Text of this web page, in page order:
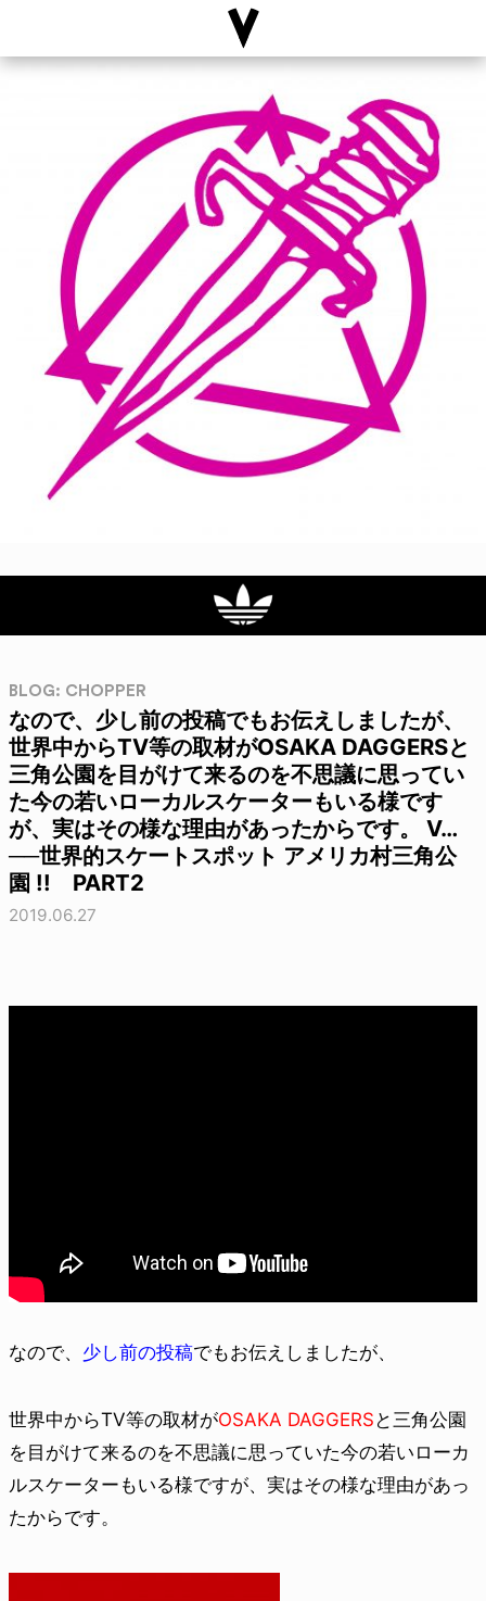
BLOG: CHOPPER
なので、少し前の投稿でもお伝えしましたが、
世界中からTV等の取材がOSAKA DAGGERSと
三角公園を目がけて来るのを不思議に思ってい
た今の若いローカルスケーターもいる様です
が、実はその様な理由があったからです。 V…
──世界的スケートスポット アメリカ村三角公
園 !! PART2
2019.06.27
なので、 少し前の投稿でもお伝えしましたが、
世界中からTV等の取材がOSAKA DAGGERS と三角公園
を目がけて来るのを不思議に思っていた今の若いローカ
ルスケーターもいる様ですが、実はその様な理由があっ
たからです。